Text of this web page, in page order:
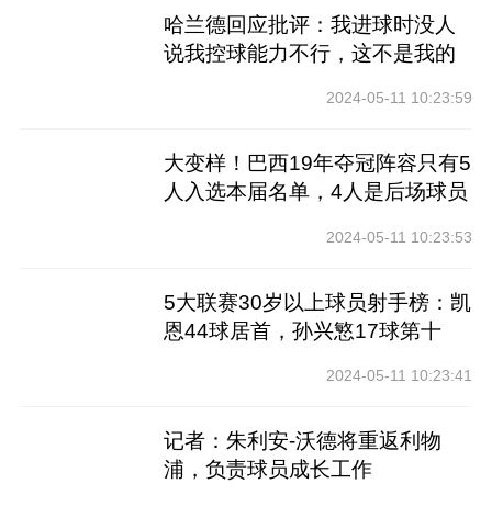
哈兰德回应批评：我进球时没人
说我控球能力不行，这不是我的
2024-05-11 10:23:59
大变样！巴西19年夺冠阵容只有5
人入选本届名单，4人是后场球员
2024-05-11 10:23:53
5大联赛30岁以上球员射手榜：凯
恩44球居首，孙兴慜17球第十
2024-05-11 10:23:41
记者：朱利安-沃德将重返利物
浦，负责球员成长工作